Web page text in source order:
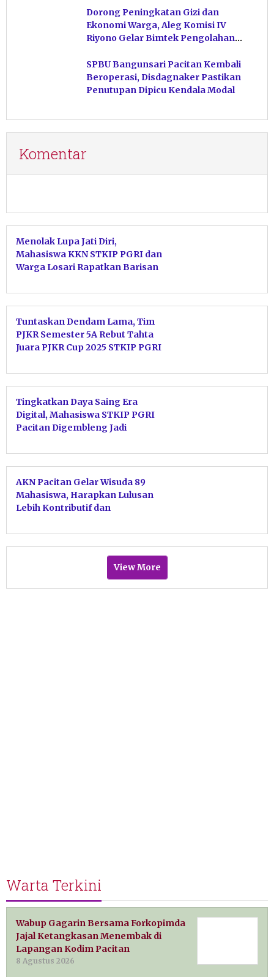
Dorong Peningkatan Gizi dan
Ekonomi Warga, Aleg Komisi IV
Riyono Gelar Bimtek Pengolahan
SPBU Bangunsari Pacitan Kembali
Beroperasi, Disdagnaker Pastikan
Penutupan Dipicu Kendala Modal
Komentar
Menolak Lupa Jati Diri,
Mahasiswa KKN STKIP PGRI dan
Warga Losari Rapatkan Barisan
Tuntaskan Dendam Lama, Tim
PJKR Semester 5A Rebut Tahta
Juara PJKR Cup 2025 STKIP PGRI
Tingkatkan Daya Saing Era
Digital, Mahasiswa STKIP PGRI
Pacitan Digembleng Jadi
AKN Pacitan Gelar Wisuda 89
Mahasiswa, Harapkan Lulusan
Lebih Kontributif dan
View More
Warta Terkini
Wabup Gagarin Bersama Forkopimda
Jajal Ketangkasan Menembak di
Lapangan Kodim Pacitan
8 Agustus 2026